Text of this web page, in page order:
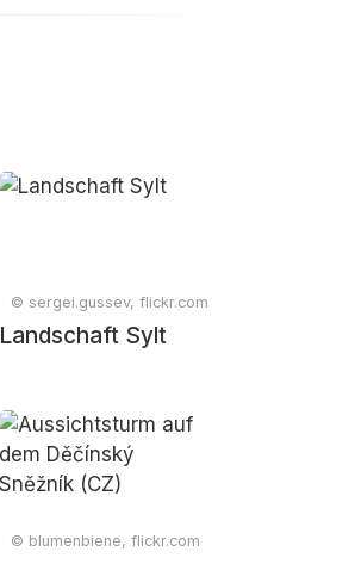
© sergei.gussev, flickr.com
Landschaft Sylt
© blumenbiene, flickr.com